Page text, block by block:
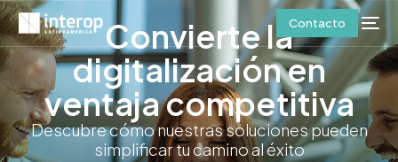
Contacto
Convierte la
digitalización en
ventaja competitiva
Descubre cómo nuestras soluciones pueden
simplificar tu camino al éxito